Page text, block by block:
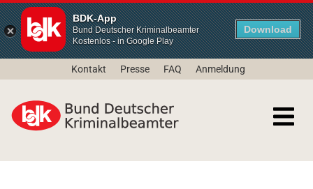
BDK-App
Bund Deutscher Kriminalbeamter
Kostenlos - in Google Play
Download
Kontakt Presse FAQ Anmeldung